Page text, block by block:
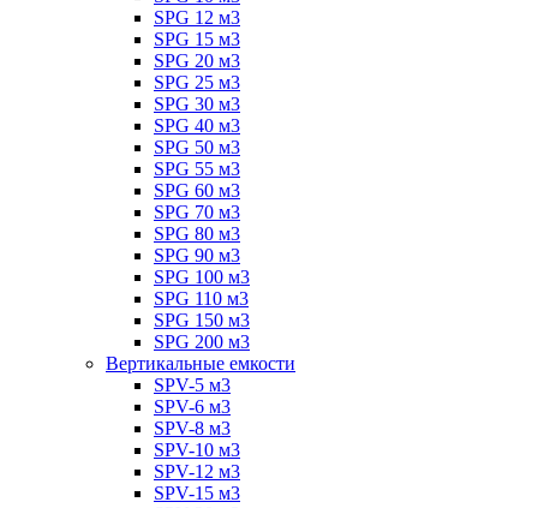
SPG 12 м3
SPG 15 м3
SPG 20 м3
SPG 25 м3
SPG 30 м3
SPG 40 м3
SPG 50 м3
SPG 55 м3
SPG 60 м3
SPG 70 м3
SPG 80 м3
SPG 90 м3
SPG 100 м3
SPG 110 м3
SPG 150 м3
SPG 200 м3
Вертикальные емкости
SPV-5 м3
SPV-6 м3
SPV-8 м3
SPV-10 м3
SPV-12 м3
SPV-15 м3